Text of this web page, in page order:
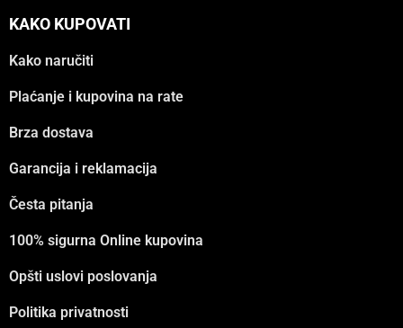
KAKO KUPOVATI
Kako naručiti
Plaćanje i kupovina na rate
Brza dostava
Garancija i reklamacija
Česta pitanja
100% sigurna Online kupovina
Opšti uslovi poslovanja
Politika privatnosti